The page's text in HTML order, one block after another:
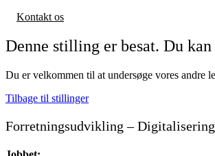
Kontakt os
Denne stilling er besat. Du
Du er velkommen til at undersøge vores andre
Tilbage til stillinger
Forretningsudvikling –